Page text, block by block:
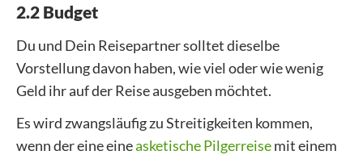
2.2 Budget
Du und Dein Reisepartner solltet dieselbe
Vorstellung davon haben, wie viel oder wie wenig
Geld ihr auf der Reise ausgeben möchtet.
Es wird zwangsläufig zu Streitigkeiten kommen,
wenn der eine eineasketische Pilgerreisemit einem